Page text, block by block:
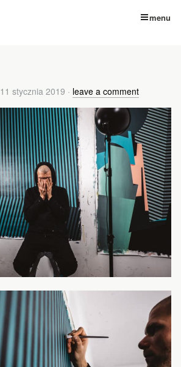
menu
11 stycznia 2019 · leave a comment